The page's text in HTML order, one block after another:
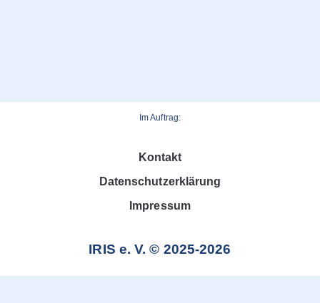
Im Auftrag:
Kontakt
Datenschutzerklärung
Impressum
IRIS e. V. © 2025-2026